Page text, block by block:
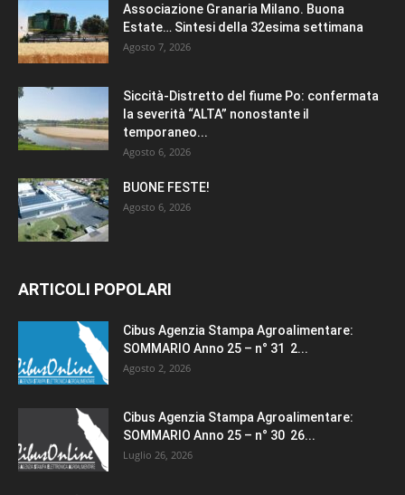
Associazione Granaria Milano. Buona
Estate… Sintesi della 32esima settimana
Agosto 7, 2026
Siccità-Distretto del fiume Po: confermata
la severità “ALTA” nonostante il
temporaneo...
Agosto 6, 2026
BUONE FESTE!
Agosto 6, 2026
ARTICOLI POPOLARI
Cibus Agenzia Stampa Agroalimentare:
SOMMARIO Anno 25 – n° 31 2...
Agosto 2, 2026
Cibus Agenzia Stampa Agroalimentare:
SOMMARIO Anno 25 – n° 30 26...
Luglio 26, 2026